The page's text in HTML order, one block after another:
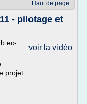
Haut de page
- pilotage et
voir la vidéo
projet